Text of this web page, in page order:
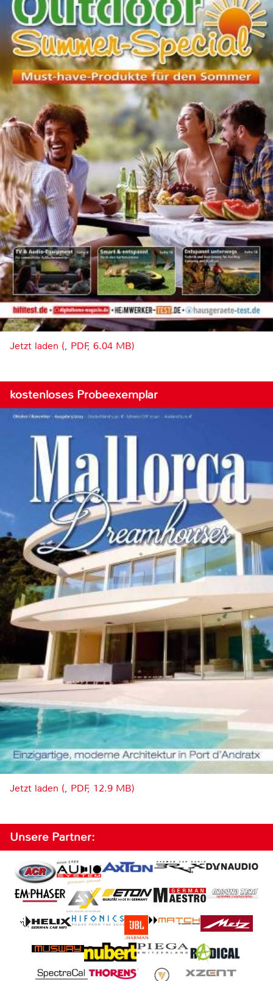
Jetzt laden (, PDF, 6.04 MB)
kostenloses Probeexemplar
Jetzt laden (, PDF, 12.9 MB)
Unsere Partner: